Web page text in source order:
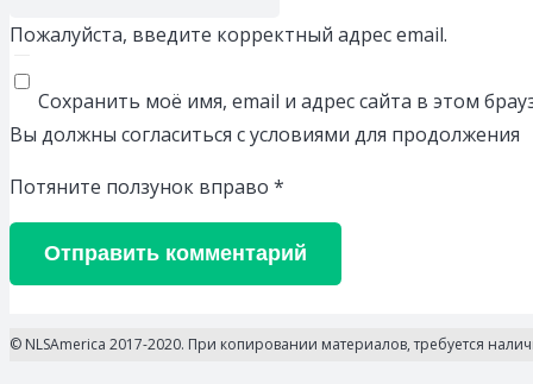
Пожалуйста, введите корректный адрес email.
Сохранить моё имя, email и адрес сайта в этом
Вы должны согласиться с условиями для продолжения
Потяните ползунок вправо *
Отправить комментарий
© NLSAmerica 2017-2020. При копировании материалов, требуется